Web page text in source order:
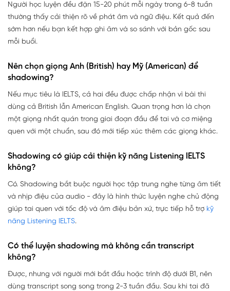
Người học luyện đều đặn 15-20 phút mỗi ngày trong 6-8 tuần
thường thấy cải thiện rõ về phát âm và ngữ điệu. Kết quả đến
sớm hơn nếu bạn kết hợp ghi âm và so sánh với bản gốc sau
mỗi buổi.
Nên chọn giọng Anh (British) hay Mỹ (American) để
shadowing?
Nếu mục tiêu là IELTS, cả hai đều được chấp nhận vì bài thi
dùng cả British lẫn American English. Quan trọng hơn là chọn
một giọng nhất quán trong giai đoạn đầu để tai và cơ miệng
quen với một chuẩn, sau đó mới tiếp xúc thêm các giọng khác.
Shadowing có giúp cải thiện kỹ năng Listening IELTS
không?
Có. Shadowing bắt buộc người học tập trung nghe từng âm tiết
và nhịp điệu của audio - đây là hình thức luyện nghe chủ động
giúp tai quen với tốc độ và âm điệu bản xứ, trực tiếp hỗ trợ kỹ
năng Listening IELTS.
Có thể luyện shadowing mà không cần transcript
không?
Được, nhưng với người mới bắt đầu hoặc trình độ dưới B1, nên
dùng transcript song song trong 2-3 tuần đầu. Sau khi tai đã